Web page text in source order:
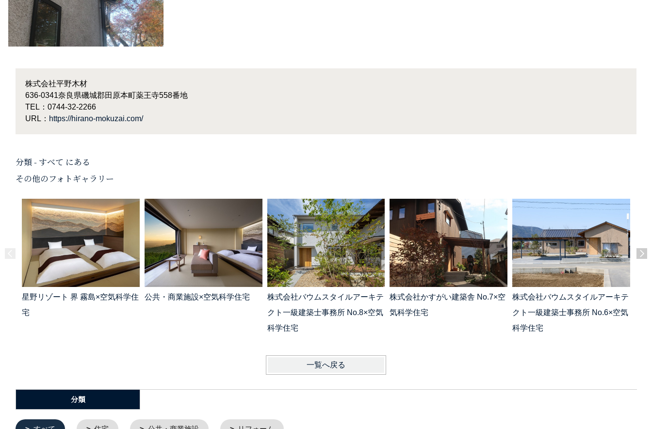
株式会社平野木材
636-0341奈良県磯城郡田原本町薬王寺558番地
TEL：0744-32-2266
URL： https://hirano-mokuzai.com/
分類 - すべて にある
その他のフォトギャラリー
星野リゾート 界 霧島×空気科学住
宅
公共・商業施設×空気科学住宅
株式会社バウムスタイルアーキテ
クト一級建築士事務所 No.8×空気
科学住宅
株式会社かすがい建築舎 No.7×空
気科学住宅
株式会社バウムスタイルアーキテ
クト一級建築士事務所 No.6×空気
科学住宅
一覧へ戻る
分類